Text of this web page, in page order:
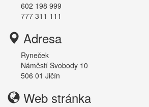
602 198 999
777 311 111
Adresa
Ryneček
Náměstí Svobody 10
506 01 Jičín
Web stránka